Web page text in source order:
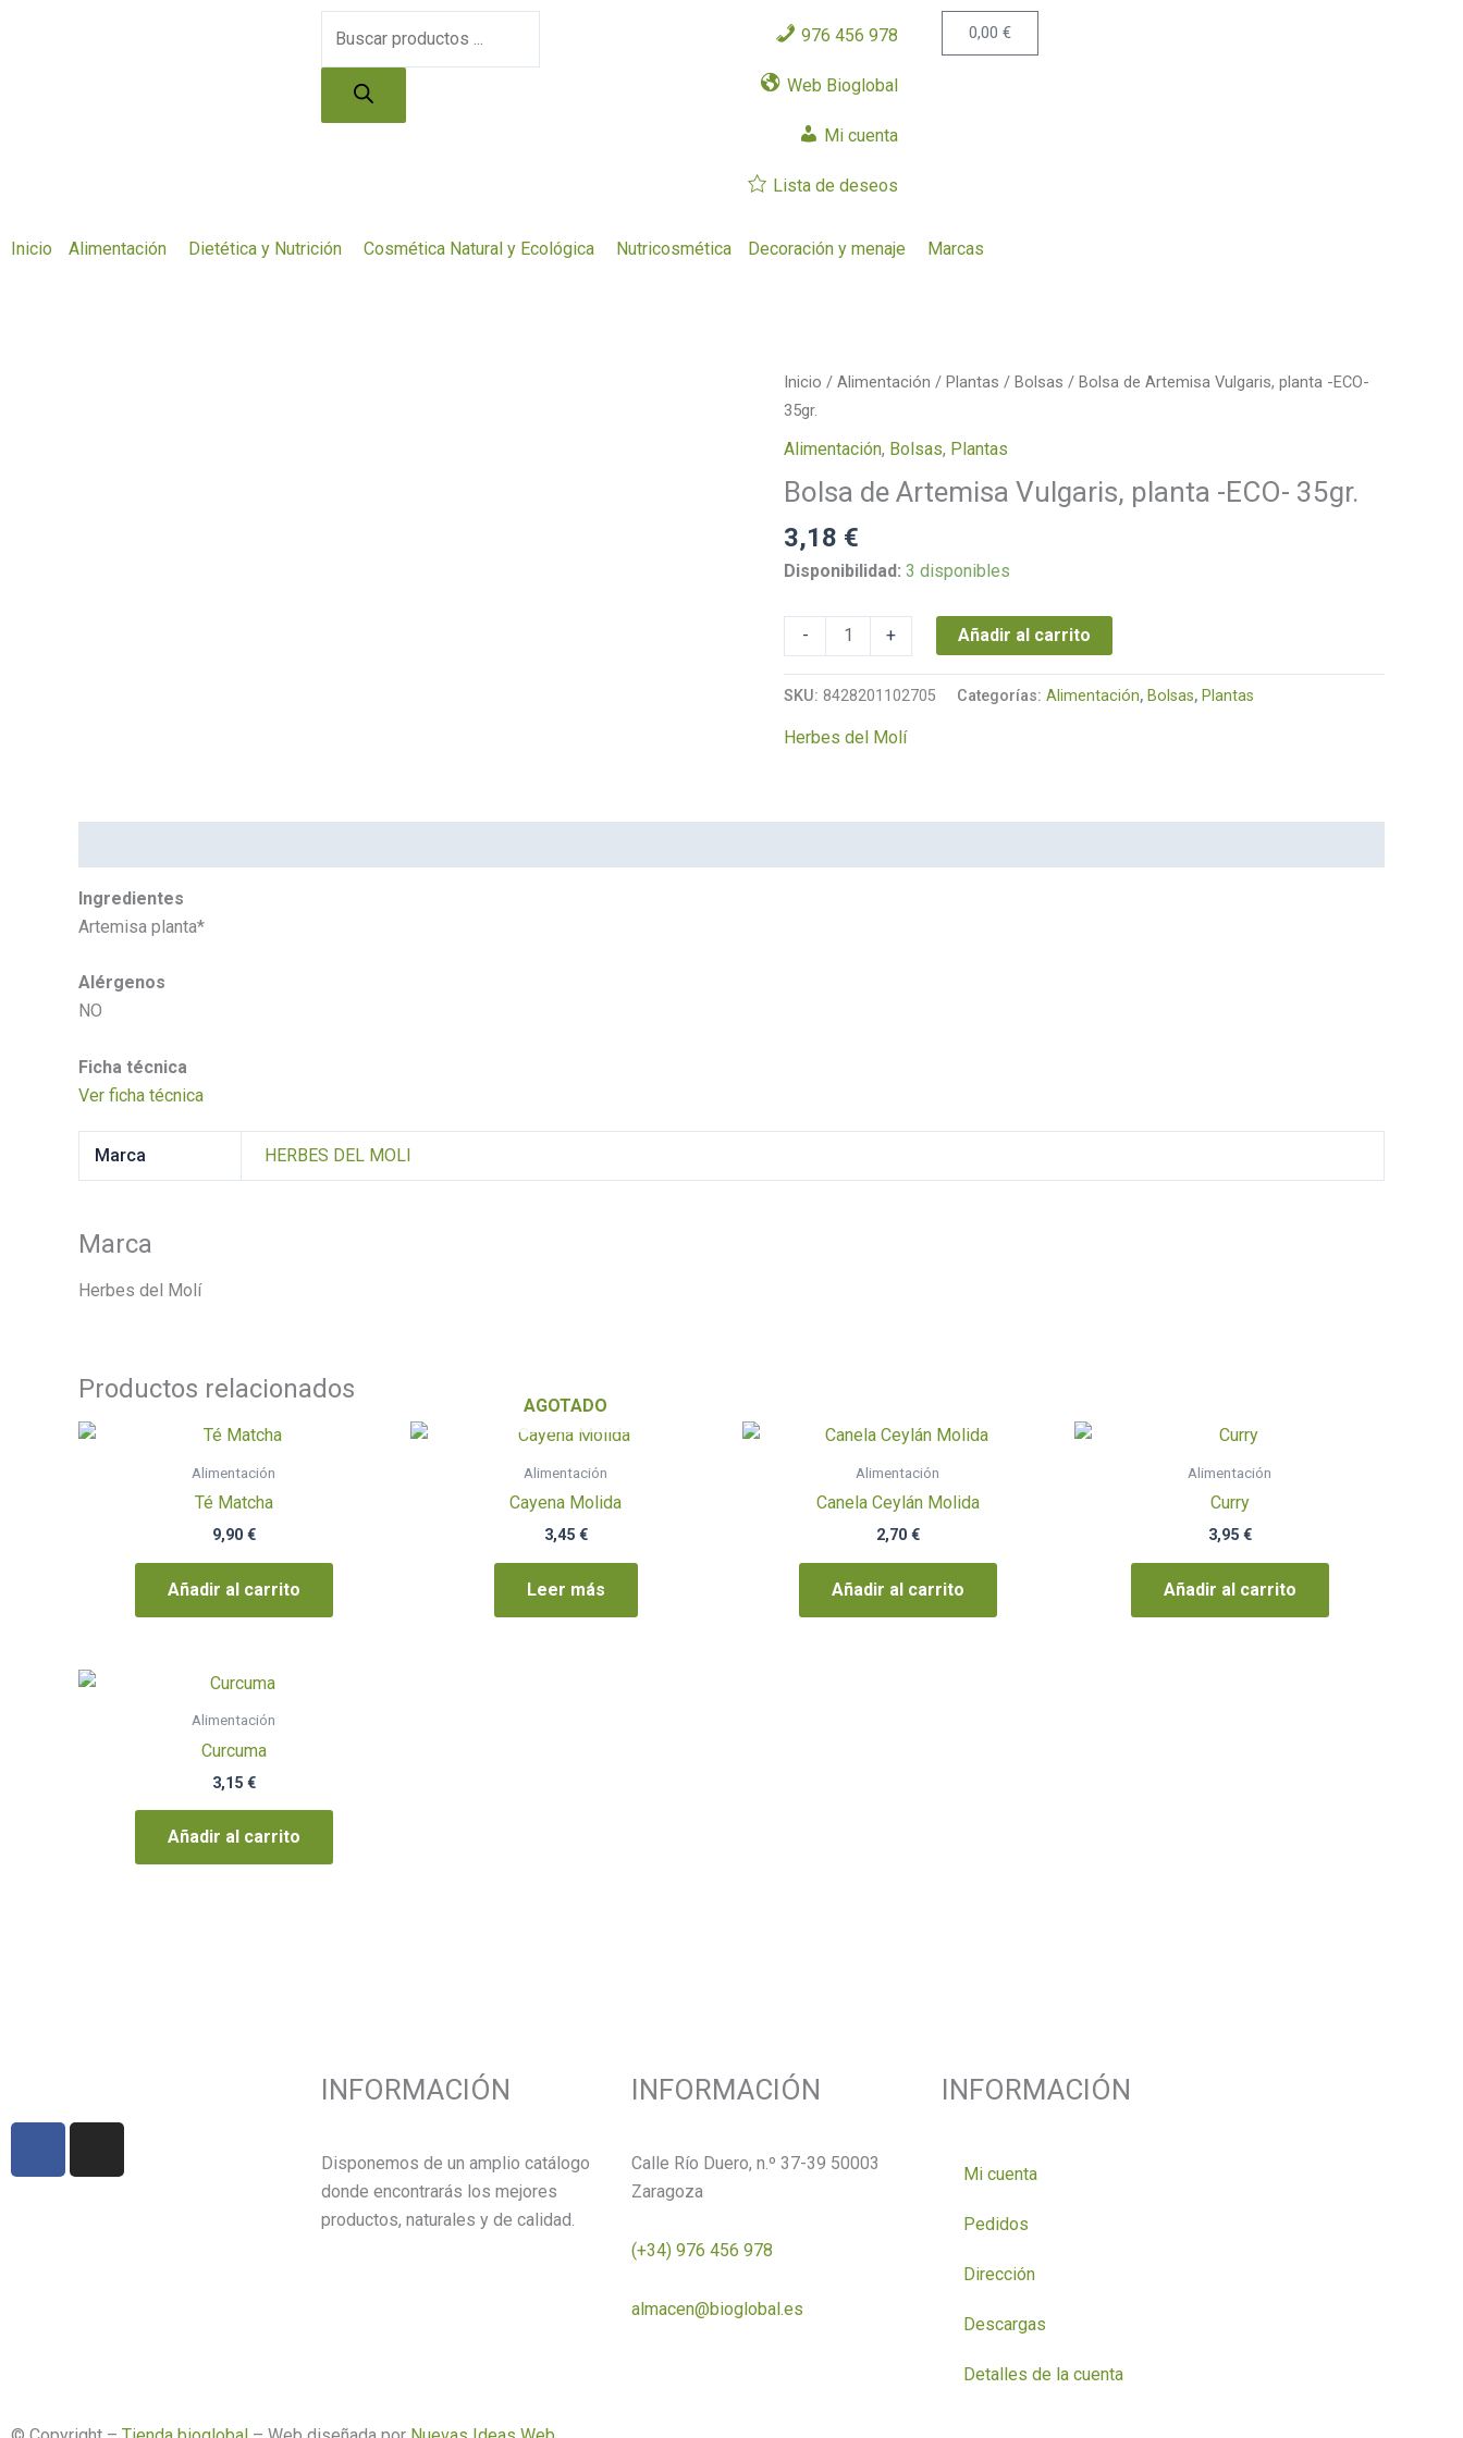
de
productos
976 456 978
Web Bioglobal
Mi cuenta
Lista de deseos
0,00 €Carrito
Inicio Alimentación Dietética y Nutrición Cosmética Natural y Ecológica Nutricosmética Decoración y menaje Marcas
Inicio / Alimentación / Plantas / Bolsas / Bolsa de Artemisa Vulgaris, planta -ECO-
35gr.
Alimentación, Bolsas, Plantas
Bolsa de Artemisa Vulgaris, planta -ECO- 35gr.
3,18 €
Disponibilidad: 3 disponibles
-
Bolsa
de
Artemisa
planta
ECO-
35gr.
+
Añadir al carrito
SKU: 8428201102705 Categorías: Alimentación, Bolsas, Plantas
Herbes del Molí
Ingredientes
Artemisa planta*
Alérgenos
NO
Ficha técnica
Ver ficha técnica
Marca HERBES DEL MOLI
Marca
Herbes del Molí
Productos relacionados
Alimentación
Té Matcha
9,90 €
Añadir al carrito
AGOTADO
Alimentación
Cayena Molida
3,45 €
Leer más
Alimentación
Canela Ceylán Molida
2,70 €
Añadir al carrito
Alimentación
Curry
3,95 €
Añadir al carrito
Alimentación
Curcuma
3,15 €
Añadir al carrito
INFORMACIÓN
Disponemos de un amplio catálogo
donde encontrarás los mejores
productos, naturales y de calidad.
INFORMACIÓN
Calle Río Duero, n.º 37-39 50003
Zaragoza
(+34) 976 456 978
almacen@bioglobal.es
INFORMACIÓN
Mi cuenta
Pedidos
Dirección
Descargas
Detalles de la cuenta